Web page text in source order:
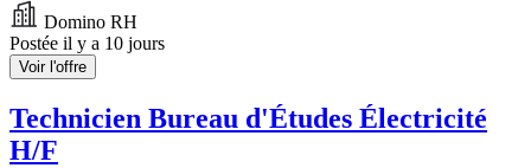
Domino RH
Postée il y a 10 jours
Voir l'offre
Technicien Bureau d'Études Électricité
H/F